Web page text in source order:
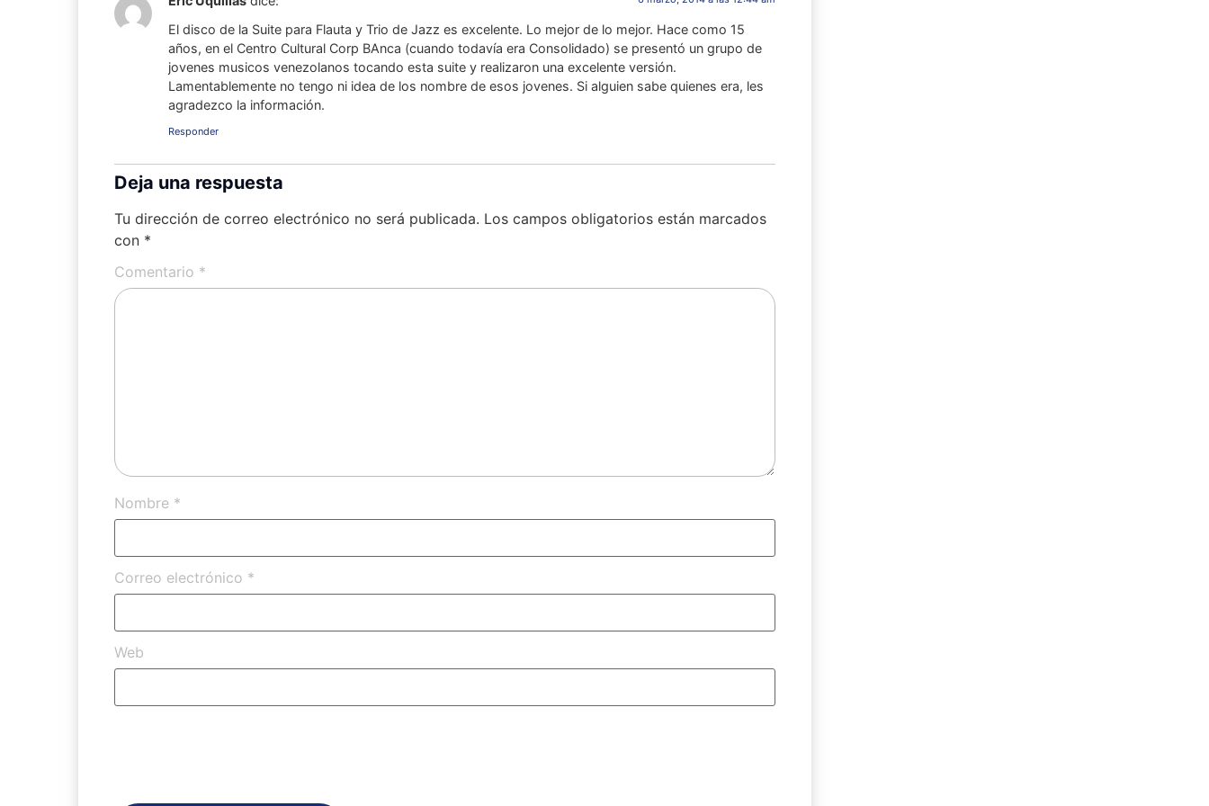
El disco de la Suite para Flauta y Trio de Jazz es excelente. Lo mejor de lo mejor. Hace como 15
años, en el Centro Cultural Corp BAnca (cuando todavía era Consolidado) se presentó un grupo de
jovenes musicos venezolanos tocando esta suite y realizaron una excelente versión.
Lamentablemente no tengo ni idea de los nombre de esos jovenes. Si alguien sabe quienes era, les
agradezco la información.
Responder
Deja una respuesta
Tu dirección de correo electrónico no será publicada. Los campos obligatorios están marcados
con *
Comentario *
Nombre *
Correo electrónico *
Web